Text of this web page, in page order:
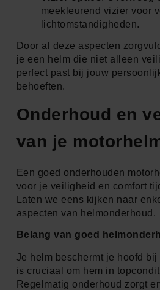
meekleurend vizier voor
lichtomstandigheden.
Door al deze aspecten
je een helm die niet alleen
perfect past bij jouw
behoeften.
Onderhoud en
van je
Een goed onderhouden
voor je veiligheid en comfort
Laten we eens kijken naar
aspecten van helmonderhoud.
Belang van goed
Je helm beschermt je hoofd
is cruciaal om hem in
Regelmatig onderhoud zorgt